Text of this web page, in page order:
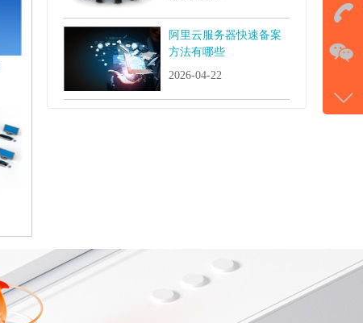
阿里云服务器快速备案
方法有哪些
2026-04-22
177-